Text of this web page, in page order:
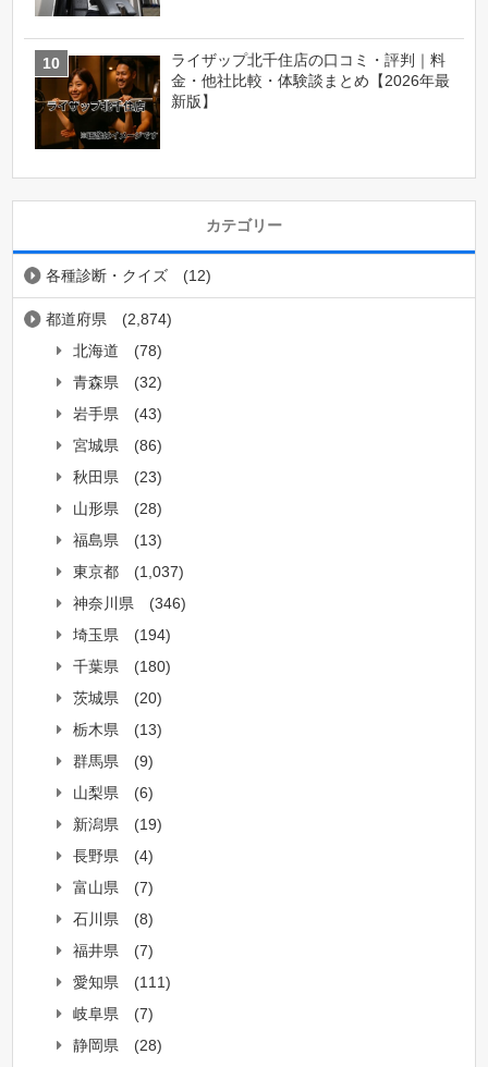
ライザップ北千住店の口コミ・評判｜料
金・他社比較・体験談まとめ【2026年最
新版】
カテゴリー
各種診断・クイズ (12)
都道府県
(2,874)
北海道
(78)
青森県
(32)
岩手県
(43)
宮城県
(86)
秋田県
(23)
山形県
(28)
福島県
(13)
東京都
(1,037)
神奈川県
(346)
埼玉県
(194)
千葉県
(180)
茨城県
(20)
栃木県
(13)
群馬県
(9)
山梨県
(6)
新潟県
(19)
長野県
(4)
富山県
(7)
石川県
(8)
福井県
(7)
愛知県
(111)
岐阜県
(7)
静岡県
(28)